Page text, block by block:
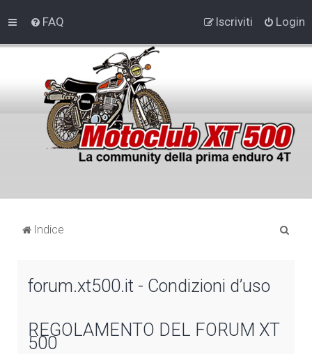
FAQ Login
Iscriviti
Indice
forum.xt500.it - Condizioni d’uso
REGOLAMENTO DEL FORUM XT
500